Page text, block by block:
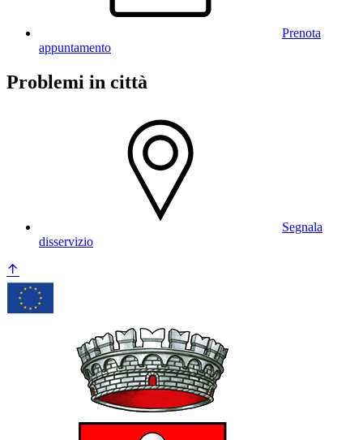
Prenota
appuntamento
Problemi in città
Segnala
disservizio